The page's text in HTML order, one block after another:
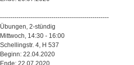
-----------------------------------------------------
Übungen, 2-stündig
Mittwoch, 14:30 - 16:00
Schellingstr. 4, H 537
Beginn: 22.04.2020
Ende: 22.07.2020